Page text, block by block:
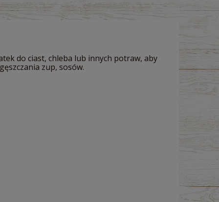
do ciast, chleba lub innych potraw, aby
zup, sosów.